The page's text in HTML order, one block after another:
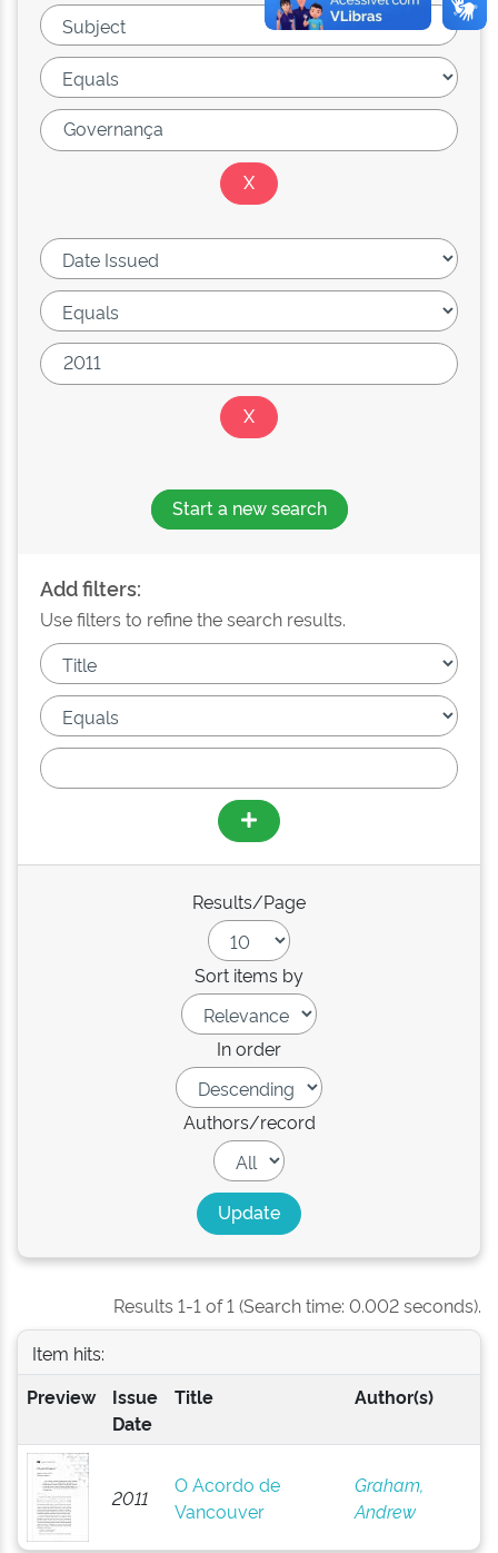
Start a new search
Add filters:
Use filters to refine the search results.
Results/Page
Sort items by
In order
Authors/record
Results 1-1 of 1 (Search time: 0.002 seconds).
Item hits:
Preview
Issue
Date
Title Author(s)
2011
O Acordo de
Vancouver
Graham,
Andrew